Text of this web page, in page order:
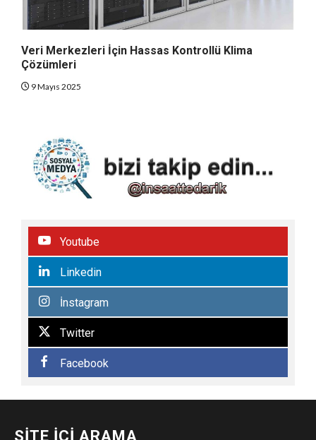
Veri Merkezleri İçin Hassas Kontrollü Klima
Çözümleri
9 Mayıs 2025
Youtube
Linkedin
İnstagram
Twitter
Facebook
SITE İÇI ARAMA